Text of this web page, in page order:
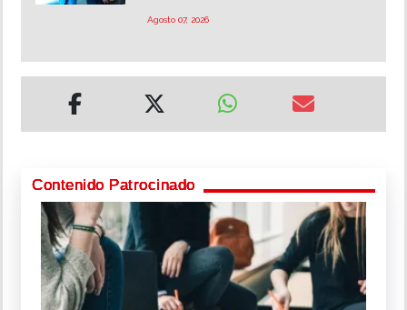
Agosto 07, 2026
Contenido Patrocinado